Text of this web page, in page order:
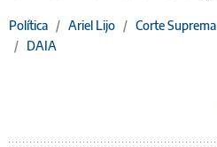
Política / Ariel Lijo / Corte Suprema
/ DAIA